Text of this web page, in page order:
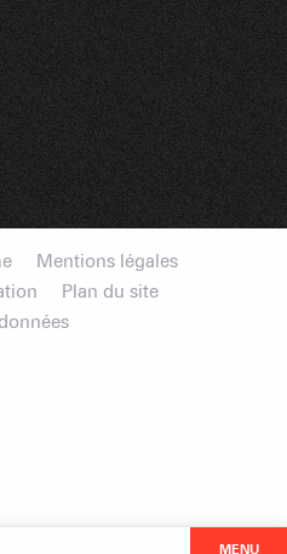
MENU
Mentions légales
Plan du site